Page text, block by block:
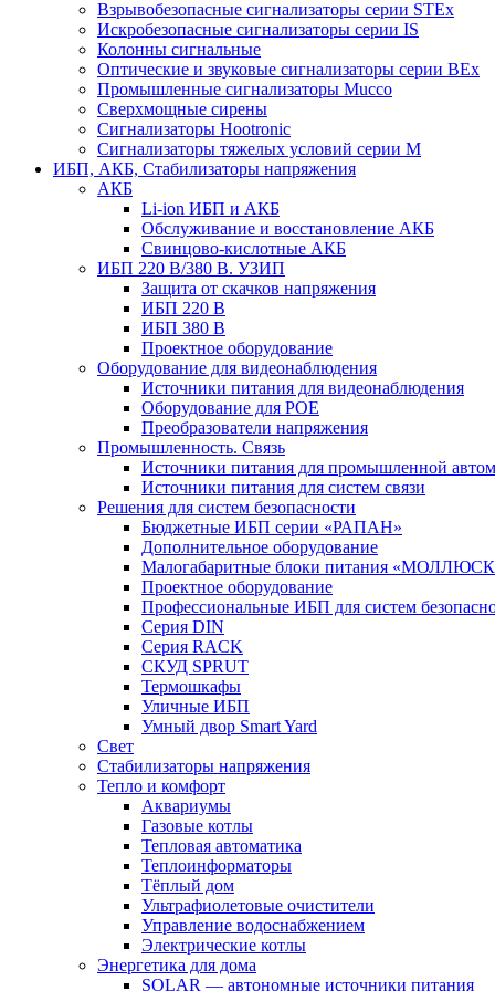
Взрывобезопасные сигнализаторы серии STEx
Искробезопасные сигнализаторы серии IS
Колонны сигнальные
Оптические и звуковые сигнализаторы серии BEx
Промышленные сигнализаторы Mucco
Сверхмощные сирены
Сигнализаторы Hootronic
Сигнализаторы тяжелых условий серии M
ИБП, АКБ, Стабилизаторы напряжения
АКБ
Li-ion ИБП и АКБ
Обслуживание и восстановление АКБ
Свинцово-кислотные АКБ
ИБП 220 В/380 В. УЗИП
Защита от скачков напряжения
ИБП 220 В
ИБП 380 В
Проектное оборудование
Оборудование для видеонаблюдения
Источники питания для видеонаблюдения
Оборудование для POE
Преобразователи напряжения
Промышленность. Связь
Источники питания для промышленной
Источники питания для систем связи
Решения для систем безопасности
Бюджетные ИБП серии «РАПАН»
Дополнительное оборудование
Малогабаритные блоки питания
Проектное оборудование
Профессиональные ИБП для систем
Серия DIN
Серия RACK
СКУД SPRUT
Термошкафы
Уличные ИБП
Умный двор Smart Yard
Свет
Стабилизаторы напряжения
Тепло и комфорт
Аквариумы
Газовые котлы
Тепловая автоматика
Теплоинформаторы
Тёплый дом
Ультрафиолетовые очистители
Управление водоснабжением
Электрические котлы
Энергетика для дома
SOLAR — автономные источники питания